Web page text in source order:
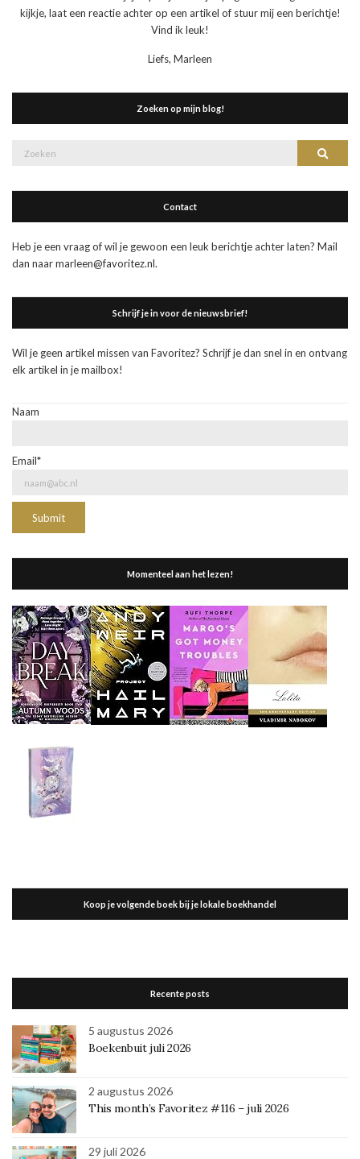
kijkje, laat een reactie achter op een artikel of stuur mij een berichtje!
Vind ik leuk!
Liefs, Marleen
Zoeken op mijn blog!
Contact
Heb je een vraag of wil je gewoon een leuk berichtje achter laten? Mail
dan naar marleen@favoritez.nl.
Schrijf je in voor de nieuwsbrief!
Wil je geen artikel missen van Favoritez? Schrijf je dan snel in en ontvang
elk artikel in je mailbox!
Naam
Email*
Momenteel aan het lezen!
Koop je volgende boek bij je lokale boekhandel
Recente posts
5 augustus 2026
Boekenbuit juli 2026
2 augustus 2026
This month’s Favoritez #116 – juli 2026
29 juli 2026